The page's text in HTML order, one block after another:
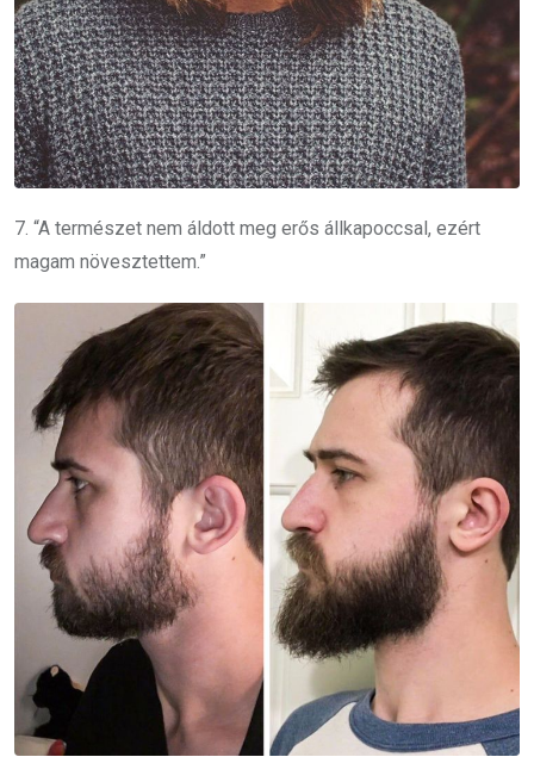
7. “A természet nem áldott meg erős állkapoccsal, ezért
magam növesztettem.”